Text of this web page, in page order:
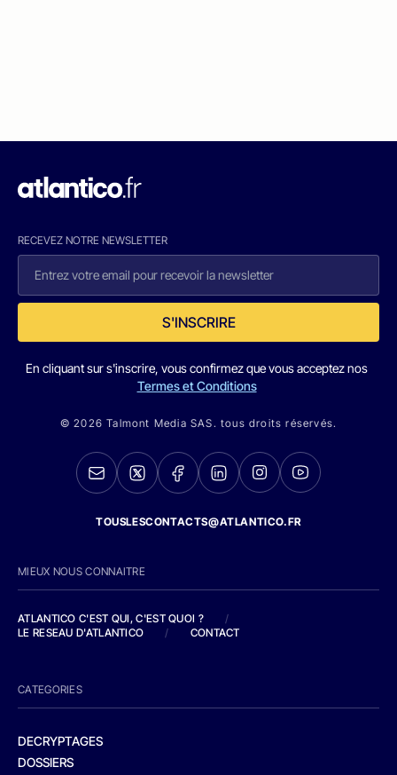
RECEVEZ NOTRE NEWSLETTER
S'INSCRIRE
En cliquant sur s'inscrire, vous confirmez que vous acceptez nos
Termes et Conditions
© 2026 Talmont Media SAS. tous droits réservés.
TOUSLESCONTACTS@ATLANTICO.FR
MIEUX NOUS CONNAITRE
ATLANTICO C'EST QUI, C'EST QUOI ?
/
LE RESEAU D'ATLANTICO
/ CONTACT
CATEGORIES
DECRYPTAGES
DOSSIERS